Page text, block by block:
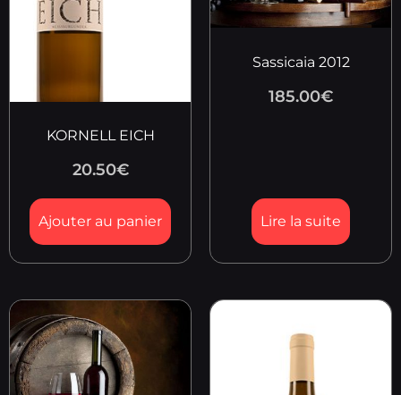
KORNELL EICH
20.50€
Ajouter au panier
Sassicaia 2012
185.00€
Lire la suite